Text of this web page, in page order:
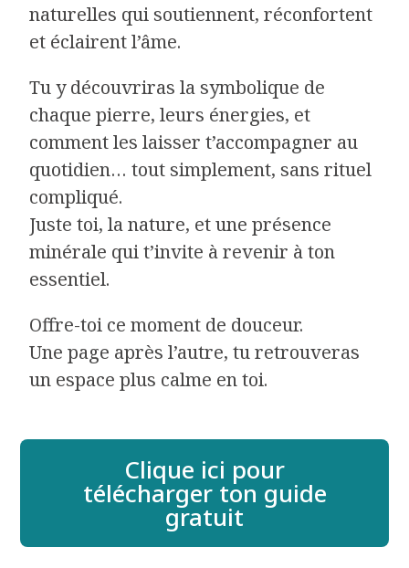
naturelles qui soutiennent, réconfortent
et éclairent l’âme.
Tu y découvriras la symbolique de
chaque pierre, leurs énergies, et
comment les laisser t’accompagner au
quotidien… tout simplement, sans rituel
compliqué.
Juste toi, la nature, et une présence
minérale qui t’invite à revenir à ton
essentiel.
Offre-toi ce moment de douceur.
Une page après l’autre, tu retrouveras
un espace plus calme en toi.
Clique ici pour
télécharger ton guide
gratuit